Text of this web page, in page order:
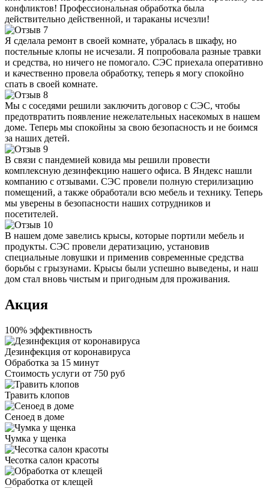
конфликтов! Профессиональная обработка была
действительно действенной, и тараканы исчезли!
Я сделала ремонт в своей комнате, убралась в шкафу, но
постельные клопы не исчезали. Я попробовала разные травки
и средства, но ничего не помогало. СЭС приехала оперативно
и качественно провела обработку, теперь я могу спокойно
спать в своей комнате.
Мы с соседями решили заключить договор с СЭС, чтобы
предотвратить появление нежелательных насекомых в нашем
доме. Теперь мы спокойны за свою безопасность и не боимся
за наших детей.
В связи с пандемией ковида мы решили провести
комплексную дезинфекцию нашего офиса. В Яндекс нашли
компанию с отзывами. СЭС провели полную стерилизацию
помещений, а также обработали всю мебель и технику. Теперь
мы уверены в безопасности наших сотрудников и
посетителей.
В нашем доме завелись крысы, которые портили мебель и
продукты. СЭС провели дератизацию, установив
специальные ловушки и применив современные средства
борьбы с грызунами. Крысы были успешно выведены, и наш
дом стал вновь чистым и пригодным для проживания.
Акция
100% эффективность
Дезинфекция от коронавируса
Обработка за 15 минут
Стоимость услуги от 750 руб
Травить клопов
Сеноед в доме
Чумка у щенка
Чесотка салон красоты
Обработка от клещей